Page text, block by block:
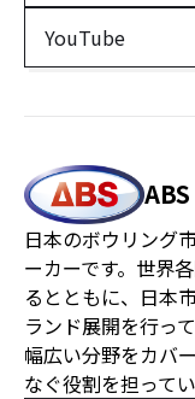
YouTube
ABS
日本のボウリング
ーカーです。世界
るとともに、日本
ランド展開を行っ
幅広い分野をカバ
なぐ役割を担ってい